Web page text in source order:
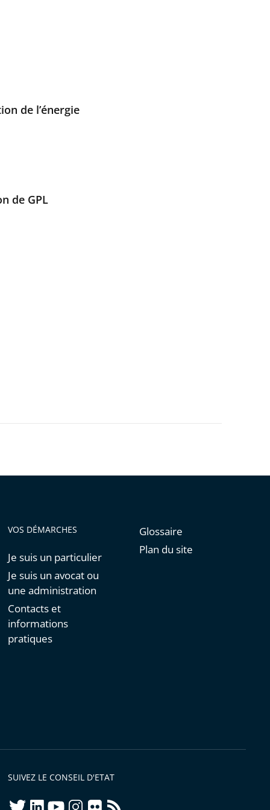
de l’énergie
de GPL
VOS DÉMARCHES
Je suis un particulier
Je suis un avocat ou
une administration
Contacts et
informations
pratiques
Glossaire
Plan du site
SUIVEZ LE CONSEIL D'ETAT
twitterlinkedInyoutubeinstagram
flickrrss